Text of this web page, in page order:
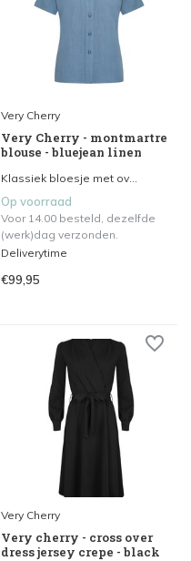
Very Cherry
Very Cherry - montmartre
blouse - bluejean linen
Klassiek bloesje met ov...
Op voorraad
Voor 14.00 besteld, dezelfde
(werk)dag verzonden.
Deliverytime
€99,95
Very Cherry
Very cherry - cross over
dress jersey crepe - black